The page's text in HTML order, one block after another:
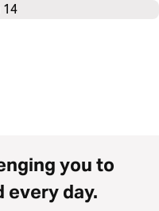
you to
every day.